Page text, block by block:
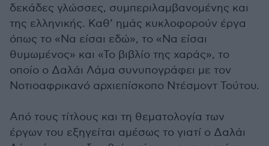
δεκάδες γλώσσες, συμπεριλαμβανομένης και
της ελληνικής. Καθ’ ημάς κυκλοφορούν έργα
όπως το «Να είσαι εδώ», το «Να είσαι
θυμωμένος» και «Το βιβλίο της χαράς», το
οποίο ο Δαλάι Λάμα συνυπογράφει με τον
Νοτιοαφρικανό αρχιεπίσκοπο Ντέσμοντ Τούτου.
Από τους τίτλους και τη θεματολογία των
έργων του εξηγείται αμέσως το γιατί ο Δαλάι